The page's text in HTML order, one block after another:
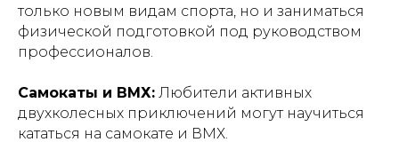
только новым видам спорта, но и заниматься
физической подготовкой под руководством
профессионалов.
Самокаты и ВМХ: Любители активных
двухколесных приключений могут научиться
кататься на самокате и ВМХ.